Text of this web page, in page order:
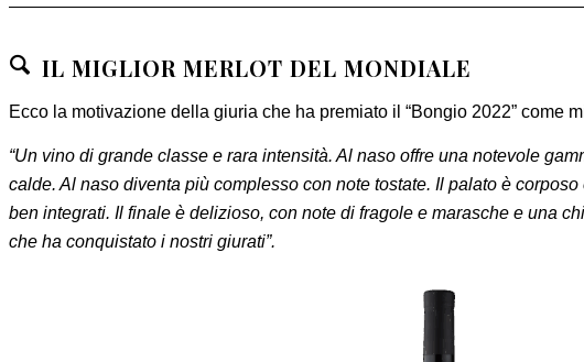
IL MIGLIOR MERLOT DEL MONDIALE
Ecco la motivazione della giuria che ha premiato il “Bongio 2022” come
“Un vino di grande classe e rara intensità. Al naso offre una notevole
calde. Al naso diventa più complesso con note tostate. Il palato è
ben integrati. Il finale è delizioso, con note di fragole e marasche e una
che ha conquistato i nostri giurati”.